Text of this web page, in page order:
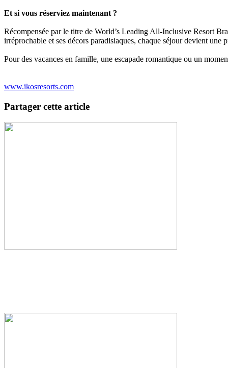
Et si vous réserviez maintenant ?
Récompensée par le titre de World’s Leading All-Inclusive Resort
irréprochable et ses décors paradisiaques, chaque séjour devient une
Pour des vacances en famille, une escapade romantique ou un
www.ikosresorts.com
Partager cette article